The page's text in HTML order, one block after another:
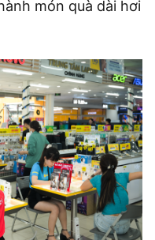
món quà dài hơi